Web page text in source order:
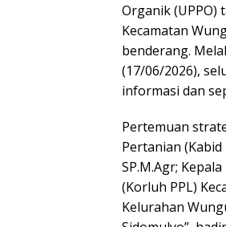
Organik (UPPO)
Kecamatan
benderang.
(17/06/2026),
informasi dan
Pertemuan
Pertanian
SP.M.Agr;
(Korluh PPL)
Kelurahan